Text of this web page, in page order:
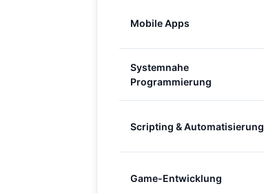
Mobile Apps
Systemnahe
Programmierung
Scripting & Automatisierung
Game-Entwicklung